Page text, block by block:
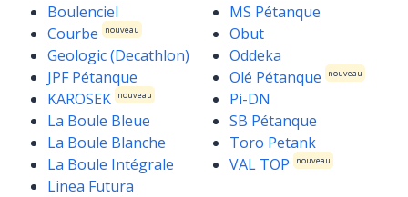
Boulenciel
Courbe
nouveau
Geologic (Decathlon)
JPF Pétanque
KAROSEK
nouveau
La Boule Bleue
La Boule Blanche
La Boule Intégrale
Linea Futura
MS Pétanque
Obut
Oddeka
Olé Pétanque
nouveau
Pi-DN
SB Pétanque
Toro Petank
VAL TOP
nouveau